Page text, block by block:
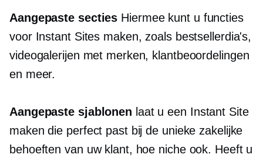
Aangepaste secties Hiermee kunt u functies
voor Instant Sites maken, zoals bestsellerdia's,
videogalerijen met merken, klantbeoordelingen
en meer.
Aangepaste sjablonen laat u een Instant Site
maken die perfect past bij de unieke zakelijke
behoeften van uw klant, hoe niche ook. Heeft u